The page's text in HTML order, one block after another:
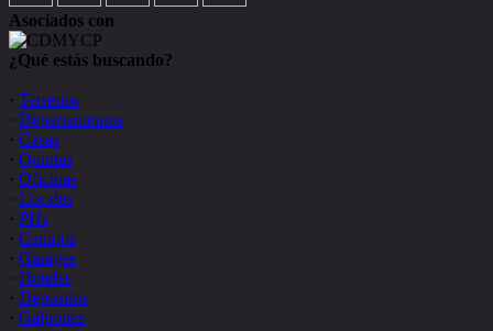
Asociados con
¿Qué estás buscando?
· Terrenos
· Departamentos
· Casas
· Quintas
· Oficinas
· Locales
· PHs
· Campos
· Garages
· Hoteles
· Depositos
· Galpones